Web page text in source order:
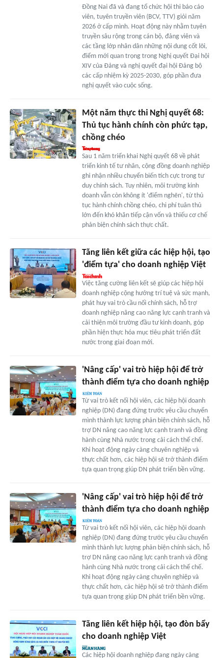
Đồng Nai đã và đang tổ chức hội thi báo cáo
viên, tuyên truyền viên (BCV, TTV) giỏi năm
2026 ở cấp mình. Hoạt động này nhằm tuyên
truyền sâu rộng trong cán bộ, đảng viên và
các tầng lớp nhân dân những nội dung cốt lõi,
điểm mới quan trọng trong Nghị quyết Đại hội
XIV của Đảng và nghị quyết đại hội Đảng bộ
các cấp nhiệm kỳ 2025-2030, góp phần đưa
nghị quyết vào cuộc sống.
Một năm thực thi Nghị quyết 68:
Thủ tục hành chính còn phức tạp,
chồng chéo
Sau 1 năm triển khai Nghị quyết 68 về phát
triển kinh tế tư nhân, cộng đồng doanh nghiệp
ghi nhận nhiều chuyển biến tích cực trong tư
duy chính sách. Tuy nhiên, môi trường kinh
doanh vẫn còn không ít 'điểm nghẽn', từ thủ
tục hành chính chồng chéo, chi phí tuân thủ
lớn đến khó khăn tiếp cận vốn và thiếu cơ chế
phản biện chính sách thực chất.
Tăng liên kết giữa các hiệp hội, tạo
'điểm tựa' cho doanh nghiệp Việt
Việc tăng cường liên kết sẽ giúp các hiệp hội
doanh nghiệp cộng hưởng trí tuệ và sức mạnh,
phát huy vai trò cầu nối chính sách, hỗ trợ
doanh nghiệp nâng cao năng lực cạnh tranh và
cải thiện môi trường đầu tư kinh doanh, góp
phần hiện thực hóa mục tiêu phát triển đất
nước trong giai đoạn mới.
'Nâng cấp' vai trò hiệp hội để trở
thành điểm tựa cho doanh nghiệp
Từ vai trò kết nối hội viên, các hiệp hội doanh
nghiệp (DN) đang đứng trước yêu cầu chuyển
mình thành lực lượng phản biện chính sách, hỗ
trợ DN nâng cao năng lực cạnh tranh và đồng
hành cùng Nhà nước trong cải cách thể chế.
Khi hoạt động ngày càng chuyên nghiệp và
thực chất hơn, các hiệp hội sẽ trở thành điểm
tựa quan trọng giúp DN phát triển bền vững.
'Nâng cấp' vai trò hiệp hội để trở
thành điểm tựa cho doanh nghiệp
Từ vai trò kết nối hội viên, các hiệp hội doanh
nghiệp (DN) đang đứng trước yêu cầu chuyển
mình thành lực lượng phản biện chính sách, hỗ
trợ DN nâng cao năng lực cạnh tranh và đồng
hành cùng Nhà nước trong cải cách thể chế.
Khi hoạt động ngày càng chuyên nghiệp và
thực chất hơn, các hiệp hội sẽ trở thành điểm
tựa quan trọng giúp DN phát triển bền vững.
Tăng liên kết hiệp hội, tạo đòn bẩy
cho doanh nghiệp Việt
Các hiệp hội doanh nghiệp đang ngày càng